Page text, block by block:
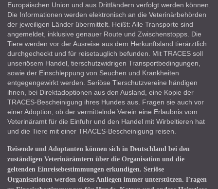
Europäischen Union und aus Drittländern verfolgt werden können.
Die Informationen werden elektronisch an die Veterinärbehörden
der jeweiligen Länder übermittelt. Heißt: Alle Transporte sind
angemeldet, inklusive genauer Route und Zwischenstopps. Die
Tiere werden vor der Ausreise aus dem Herkunftsland tierärztlich
durchgecheckt und für reisetauglich befunden. Mit TRACES soll
unseriösem Handel, tierschutzwidrigen Transportbedingungen,
sowie der Einschleppung von Seuchen und Krankheiten
entgegengewirkt werden. Seriöse Tierschutzvereine händigen
ihnen, bei Direktadoptionen aus den Ausland, eine Kopie der
TRACES-Bescheinigung ihres Hundes aus. Fragen sie auch vor
einer Adoption, ob der vermittelnde Verein eine Erlaubnis vom
Veterinäramt für die Einfuhr und den Handel mit Wirbeltieren hat
und die Tiere mit einer TRACES-Bescheinigung reisen.
Reisende und Adoptanten können sich in Deutschland bei den
zuständigen Veterinärämtern über die Organisation und die
geltenden Einreisebestimmungen erkundigen. Seriöse
Organisationen werden dieses Anliegen immer unterstützen. Fragen